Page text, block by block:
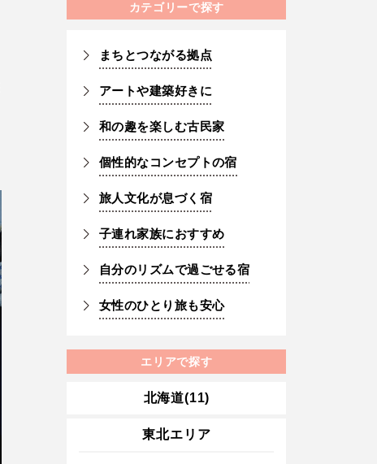
カテゴリーで探す
まちとつながる拠点
アートや建築好きに
和の趣を楽しむ古民家
個性的なコンセプトの宿
旅人文化が息づく宿
子連れ家族におすすめ
自分のリズムで過ごせる宿
女性のひとり旅も安心
エリアで探す
北海道(11)
東北エリア